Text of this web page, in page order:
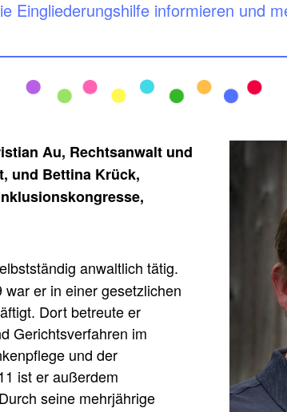
Eingliederungshilfe informieren und
Au, Rechtsanwalt und
und Bettina Krück,
anwaltlich tätig.
er in einer gesetzlichen
Dort betreute er
Gerichtsverfahren im
und der
ist er außerdem
seine mehrjährige